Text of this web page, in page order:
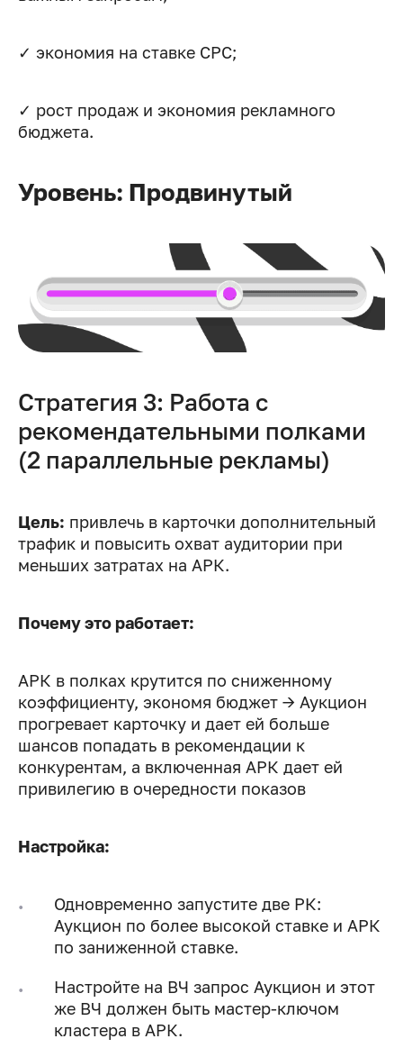
✓ экономия на ставке CPC;
✓ рост продаж и экономия рекламного
бюджета.
Уровень: Продвинутый
Стратегия 3: Работа с
рекомендательными полками
(2 параллельные рекламы)
Цель: привлечь в карточки дополнительный
трафик и повысить охват аудитории при
меньших затратах на АРК.
Почему это работает:
АРК в полках крутится по сниженному
коэффициенту, экономя бюджет → Аукцион
прогревает карточку и дает ей больше
шансов попадать в рекомендации к
конкурентам, а включенная АРК дает ей
привилегию в очередности показов
Настройка:
Одновременно запустите две РК:
Аукцион по более высокой ставке и АРК
по заниженной ставке.
Настройте на ВЧ запрос Аукцион и этот
же ВЧ должен быть мастер-ключом
кластера в АРК.